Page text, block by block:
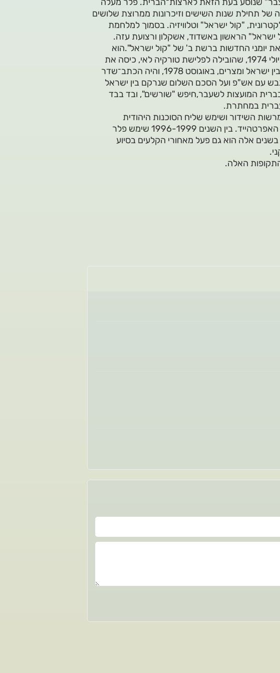
של תחילת שנות השישים וזיכרונות ממרוצת שלושים
"קול ישראל" וטלוויזיה. בסמוך למלחמת
הראשון באשדוד, אשקלון ורצועת עזה.
יומני החדשות ברשת ב' של "קול ישראל".הוא
נשלח לסיקור ההפיכה הצבאית בקפריסין, ביולי 1974, שהובילה לפלישת טורקיה לאי, כיסה את
"ועידת קמפ דויד", שבה נוצר הסכם השלום בין ישראל ומצרים, באוגוסט 1978, והיה הכתב־שדר
עם אש"פ ועל הסכם השלום שנרקם בין ישראל
המועצות לשעבר,חיפש "שורשים", ובד בבד
במחתרת.
השידור ושימש שליח הסוכנות היהודית
בארצות־הברית ובדרום אפריקה של משטר האפרטהייד. בין השנים 1996-1999 שימש פלר
אלה הוא גם פעל מאחורי הקלעים בסיוע
האלה.